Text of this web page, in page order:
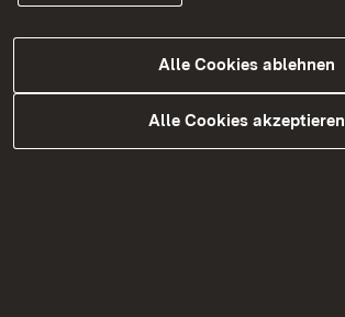
Alle Cookies ablehnen
Alle Cookies akzeptieren